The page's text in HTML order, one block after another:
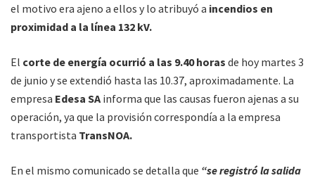
el motivo era ajeno a ellos y lo atribuyó a incendios en
proximidad a la línea 132 kV.
El corte de energía ocurrió a las 9.40 horas de hoy martes 3
de junio y se extendió hasta las 10.37, aproximadamente. La
empresa Edesa SA informa que las causas fueron ajenas a su
operación, ya que la provisión correspondía a la empresa
transportista TransNOA.
En el mismo comunicado se detalla que “se registró la salida